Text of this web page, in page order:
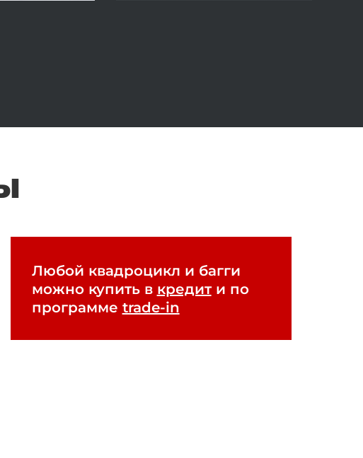
Любой квадроцикл и багги
можно купить в кредити по
программе trade-in